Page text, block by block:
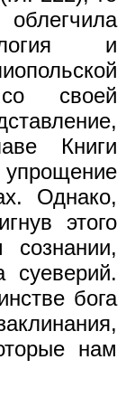
и
своей
Книги
Однако,
этого
сознании,
суеверий.
бога
нам